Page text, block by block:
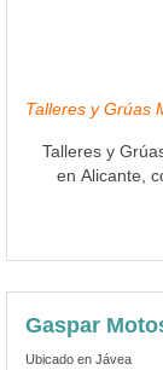
Talleres y Grúas
Talleres y
en Alicante,
Gaspar
Ubicado en Jávea